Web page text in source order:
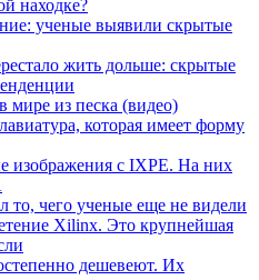
находке?
ученые выявили скрытые
жить дольше: скрытые
мире из песка (видео)
которая имеет форму
изображения с IXPE. На них
то, чего ученые еще не видели
Xilinx. Это крупнейшая
дешевеют. Их